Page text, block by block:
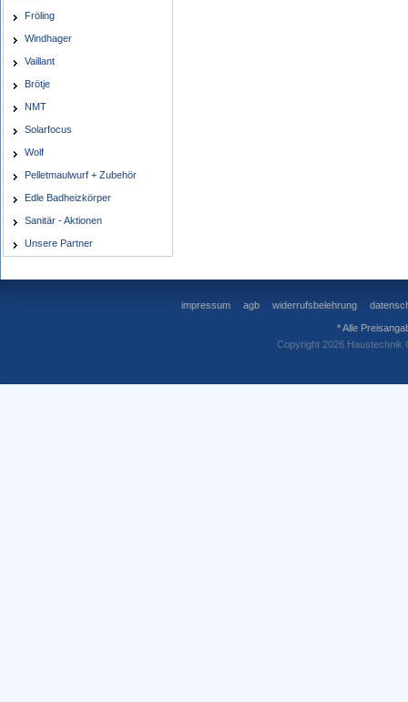
Fröling
Windhager
Vaillant
Brötje
NMT
Solarfocus
Wolf
Pelletmaulwurf + Zubehör
Edle Badheizkörper
Sanitär - Aktionen
Unsere Partner
impressum agb widerrufsbelehrung
* Alle
Copyright 2026 Haustechnik